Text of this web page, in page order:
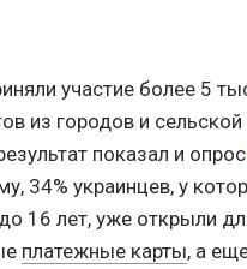
участие более 5
из городов и
показал и опрос
34% украинцев, у
16 лет, уже открыли
платежные карты, а